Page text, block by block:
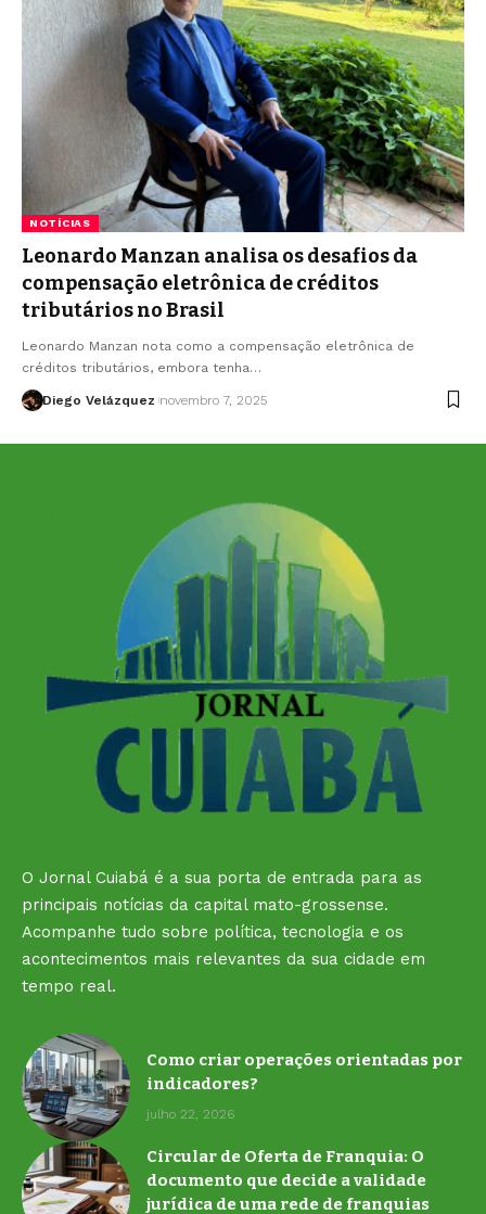
NOTÍCIAS
Leonardo Manzan analisa os desafios da
compensação eletrônica de créditos
tributários no Brasil
Leonardo Manzan nota como a compensação eletrônica de
créditos tributários, embora tenha…
Diego Velázquez novembro 7, 2025
O Jornal Cuiabá é a sua porta de entrada para as
principais notícias da capital mato-grossense.
Acompanhe tudo sobre política, tecnologia e os
acontecimentos mais relevantes da sua cidade em
tempo real.
Como criar operações orientadas por
indicadores?
julho 22, 2026
Circular de Oferta de Franquia: O
documento que decide a validade
jurídica de uma rede de franquias